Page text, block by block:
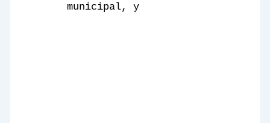
municipal, y